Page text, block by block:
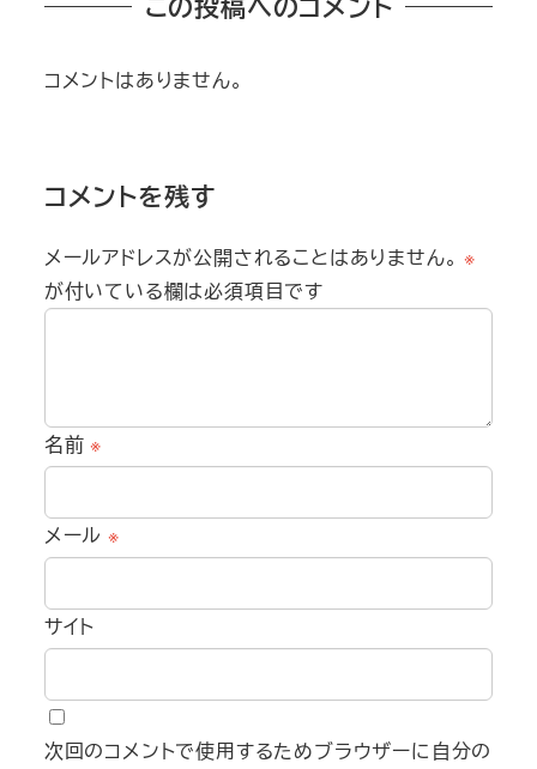
コメントはありません。
コメントを残す
メールアドレスが公開されることはありません。 ※
が付いている欄は必須項目です
名前※
メール ※
サイト
次回のコメントで使用するためブラウザーに自分の